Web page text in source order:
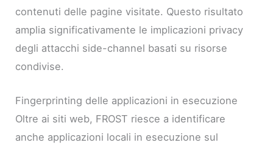
contenuti delle pagine visitate. Questo risultato
amplia significativamente le implicazioni privacy
degli attacchi side-channel basati su risorse
condivise.
Fingerprinting delle applicazioni in esecuzione
Oltre ai siti web, FROST riesce a identificare
anche applicazioni locali in esecuzione sul